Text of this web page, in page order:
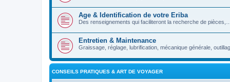
Age & Identification de votre Eriba
Des renseignements qui faciliteront la recherche de pièces,…
Entretien & Maintenance
Graissage, réglage, lubrification, mécanique générale,
CONSEILS PRATIQUES & ART DE VOYAGER